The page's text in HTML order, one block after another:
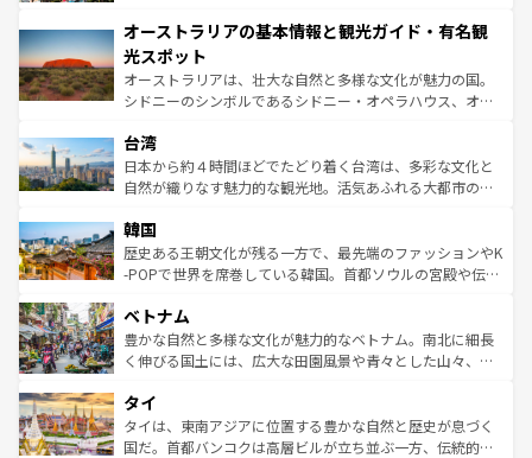
部のニューオーリンズでは、音楽と美食が融合した独特の
文化が魅力。旅行者はアメリカの各地域で異なる魅力を楽
しみながら、その多様性と豊かな歴史を感じることができ
るだろう。車でのロードトリップや列車の旅も、アメリカ
情報は
ワイ島は見逃せない。また、定番の観光地といえばオアフ
島だが、静かな自然を求めるならマウイ島やカウアイ島が
おすすめ。エメラルドグリーンに輝く海をはじめ、豊かな
文化や歴史が息づいている。「アロハスピリット」と呼ば
人々、おいしいローカルフードやハワイアンミュージッ
ク、伝統的なフラダンスなど、すべてがハワイの魅力を彩
っている。訪れるたびに新しい発見と感動が待っているハ
はコンテンツ一覧
オーストラリアの基本情報と観光ガイド・有名観
光スポット
オーストラリアは、壮大な自然と多様な文化が魅力の国。
シドニーのシンボルであるシドニー・オペラハウス、オー
リアリーフや大陸中央部にそびえるウルル（エアーズロッ
ク）、タスマニアの美しい原生林やケアンズの熱帯雨林な
ど、見どころがたくさん。また、カフェやワイン、オージ
いる。アクティビティも充実しており、サーフィンやダイ
ビング、ハイキングなど、アウトドア好きにはたまらな
い。オーストラリアの多彩な魅力を存分に味わいつくそ
参照してほしい。
台湾
日本から約４時間ほどでたどり着く台湾は、多彩な文化と
自然が織りなす魅力的な観光地。活気あふれる大都市の台
ン）、静ひつな山岳地帯である台湾東部など、都市の喧騒
と山間の静けさが共存しており、訪れる人に新しい発見と
驚きをもたらしてくれる。また、奥深い台湾の食文化も魅
容にもいいと評判のスイーツなど、バラエティ豊かな料理
が味わえる。 なお、新着の台湾情報は コンテンツ一覧を参
照してほしい。
韓国
歴史ある王朝文化が残る一方で、最先端のファッションやK
-POPで世界を席巻している韓国。首都ソウルの宮殿や伝統
き、地方に足を延ばせば四季折々の自然美を楽しむことが
できる。そして、キムチや焼肉、絶品のストリートフード
まで、さまざまな韓国料理が待っている。夜には、韓国な
リティに包まれながら、韓国の多彩な魅力を心ゆくまで味
わってみてほしい。 なお、新着の韓国情報はコンテンツ一
覧を参照してほしい。
ベトナム
豊かな自然と多様な文化が魅力的なベトナム。南北に細長
く伸びる国土には、広大な田園風景や青々とした山々、世
急速な発展と共に伝統が息づく。ハノイの古い町並みやホ
ーチミン市のフランス統治時代の建物も、独特の雰囲気を
醸し出している。また、バラエティの豊かさとおいしさで
タイ
タイは、東南アジアに位置する豊かな自然と歴史が息づく
国だ。首都バンコクは高層ビルが立ち並ぶ一方、伝統的な